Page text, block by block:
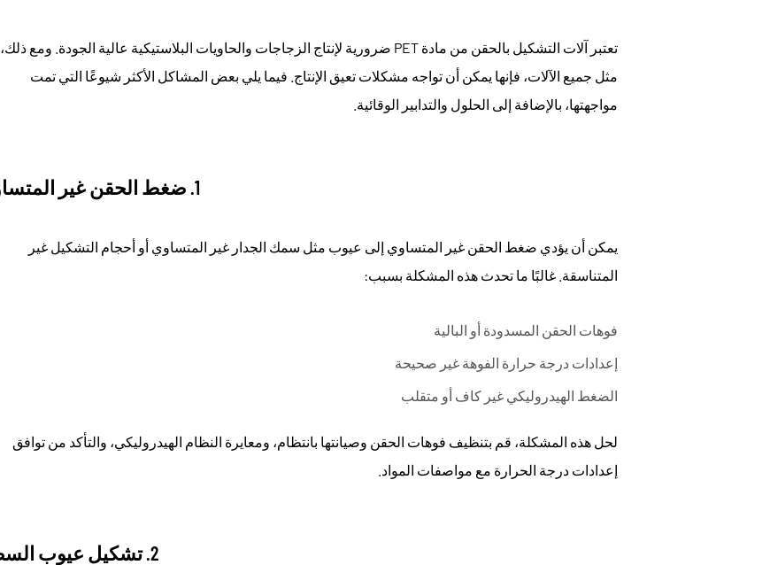
الشائعة
في
ماكينات
قولبة
ضغط
الحقن
المتساوي
تشكيل
السطح
4
تعتبر آلات التشكيل بالحقن من مادة PET ضرورية لإنتاج الزجاجات والحاويات البلاستيكية عالية الجودة. ومع ذلك،
مثل جميع الآلات، فإنها يمكن أن تواجه مشكلات تعيق الإنتاج. فيما يلي بعض المشاكل الأكثر شيوعًا التي تمت
مواجهتها، بالإضافة إلى الحلول والتدابير الوقائية.
1. ضغط الحقن غير المتساوي
يمكن أن يؤدي ضغط الحقن غير المتساوي إلى عيوب مثل سمك الجدار غير المتساوي أو أحجام التشكيل غير
المتناسقة. غالبًا ما تحدث هذه المشكلة بسبب:
فوهات الحقن المسدودة أو البالية
إعدادات درجة حرارة الفوهة غير صحيحة
الضغط الهيدروليكي غير كاف أو متقلب
لحل هذه المشكلة، قم بتنظيف فوهات الحقن وصيانتها بانتظام، ومعايرة النظام الهيدروليكي، والتأكد من توافق
إعدادات درجة الحرارة مع مواصفات المواد.
2. تشكيل عيوب السطح